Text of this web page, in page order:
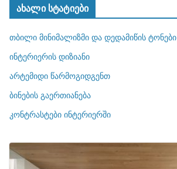
ო
რ
ბ
ი
ახალი სტატიები
თბილი მინიმალიზმი და დედამიწის ტონები
ინტერიერის დიზიანი
არტემიდი წარმოგიდგენთ
ბინების გაერთიანება
კონტრასტები ინტერიერში